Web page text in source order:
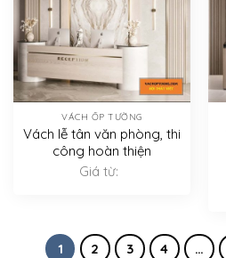
VÁCH ỐP TƯỜNG
Vách lễ tân văn phòng, thi
công hoàn thiện
Giá từ:
1 2 3 4 …